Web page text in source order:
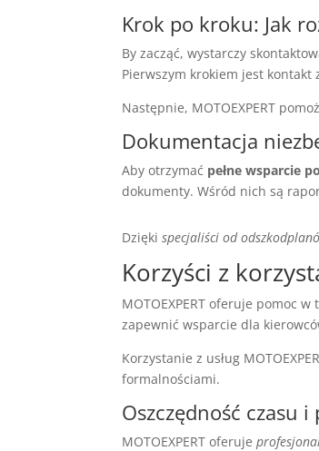
Krok po kroku: Jak
By zacząć, wystarczy
Pierwszym krokiem jest kontakt
Następnie, MOTOEXPERT
Dokumentacja
Aby otrzymać pełne wsparcie
dokumenty. Wśród nich są
Dziękispecjaliści od
Korzyści z
MOTOEXPERT oferuje pomoc
zapewnić wsparcie dla
Korzystanie z usług
formalnościami.
Oszczędność czasu i
MOTOEXPERT oferuje